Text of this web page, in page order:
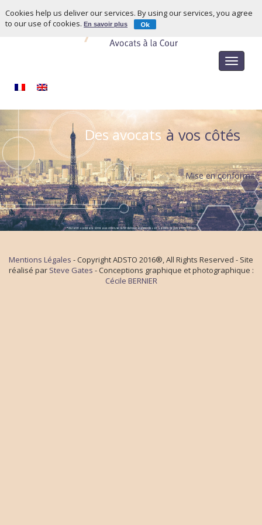
Toggle
Mise en conformité
*du latin « adstare : être aux côtés, se tenir debout auprès de » et « adsto : je suis à vos côtés »
Des avocats à vos côtés
Mentions Légales - Copyright ADSTO 2016®, All Rights Reserved - Site
réalisé par Steve Gates - Conceptions graphique et photographique :
Cécile BERNIER
Cookies help us deliver our services. By using our services, you agree
to our use of cookies.En savoir plus Ok